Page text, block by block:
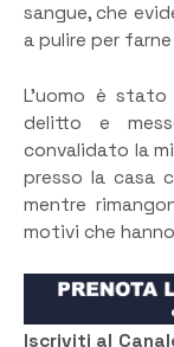
sangue, che
a pulire per
L’uomo è
delitto e
convalidato la
presso la casa
mentre
motivi che
Iscriviti al